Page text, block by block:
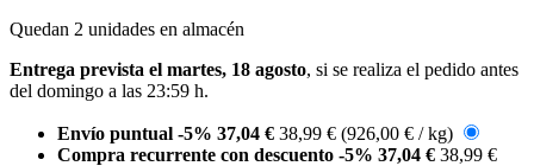
Quedan 2 unidades en almacén
Entrega prevista el martes, 18 agosto, si se realiza el pedido antes
del domingo a las 23:59 h.
Envío puntual -5% 37,04 € 38,99 € (926,00 € / kg)
Compra recurrente con descuento -5% 37,04 € 38,99 €